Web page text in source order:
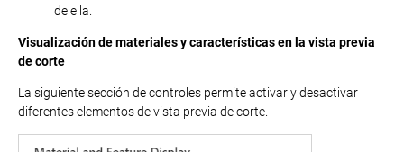
de ella.
Visualización de materiales y características en la vista previa
de corte
La siguiente sección de controles permite activar y desactivar
diferentes elementos de vista previa de corte.